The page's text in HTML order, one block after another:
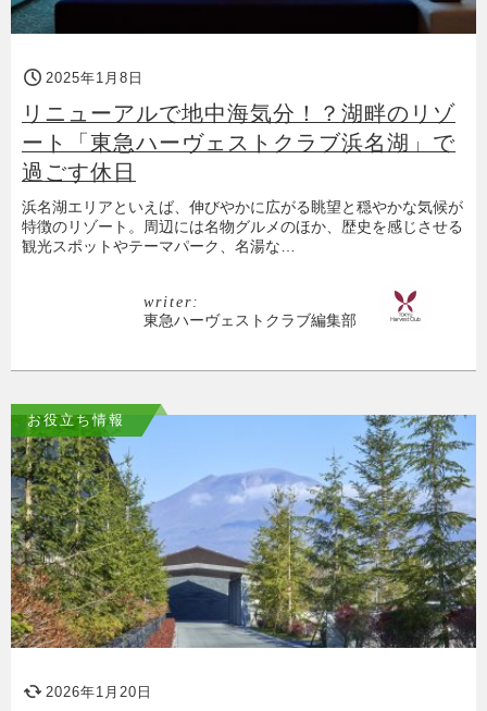
2025年1月8日
リニューアルで地中海気分！？湖畔のリゾ
ート「東急ハーヴェストクラブ浜名湖」で
過ごす休日
浜名湖エリアといえば、伸びやかに広がる眺望と穏やかな気候が
特徴のリゾート。周辺には名物グルメのほか、歴史を感じさせる
観光スポットやテーマパーク、名湯な…
writer:
東急ハーヴェストクラブ編集部
お役立ち情報
2026年1月20日